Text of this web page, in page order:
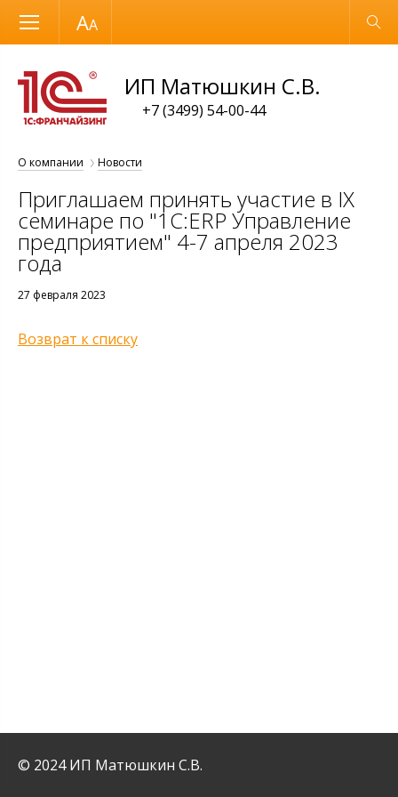
Размер шрифта Обычная версия
ИП Матюшкин С.В.
+7 (3499) 54-00-44
О компании Новости
Приглашаем принять участие в IX
семинаре по "1С:ERP Управление
предприятием" 4-7 апреля 2023
года
27 февраля 2023
Возврат к списку
© 2024 ИП Матюшкин С.В.